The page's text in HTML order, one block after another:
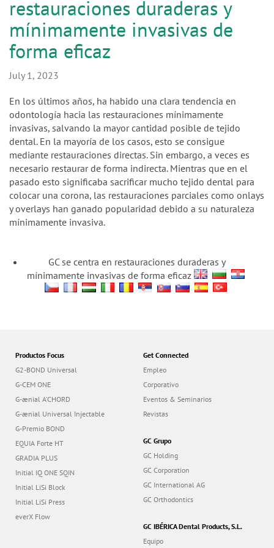
restauraciones duraderas y
mínimamente invasivas de
forma eficaz
July 1, 2023
En los últimos años, ha habido una clara tendencia en
odontología hacia las restauraciones mínimamente
invasivas, salvando la mayor cantidad posible de tejido
dental. En la mayoría de los casos, esto se consigue
mediante restauraciones directas. Sin embargo, a veces es
necesario restaurar de forma indirecta. Mientras que en el
pasado esto significaba sacrificar mucho tejido dental para
colocar una corona, las restauraciones parciales como onlays
y overlays han ganado popularidad debido a su naturaleza
mínimamente invasiva.
GC se centra en restauraciones duraderas y
mínimamente invasivas de forma eficaz
Productos Focus
G2-BOND Universal
G-CEM ONE
G-ænial A’CHORD
G-ænial Universal Injectable
G-Premio BOND
EQUIA Forte HT
GRADIA PLUS
Initial IQ ONE SQIN
Initial LiSi Block
Initial LiSi Press
everX Flow
Get Connected
Empleo
Corporativo
Eventos & Seminarios
Revistas
GC Grupo
GC Holding
GC Corporation
GC International AG
GC Orthodontics
GC IBÉRICA Dental Products, S.L.
Equipo